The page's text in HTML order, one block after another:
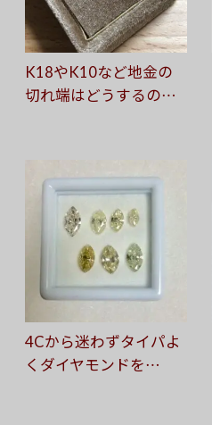
K18やK10など地金の
切れ端はどうするの…
4Cから迷わずタイパよ
くダイヤモンドを…